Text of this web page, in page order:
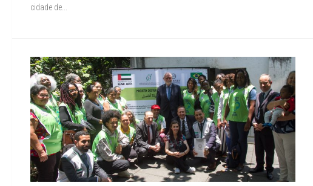
cidade de...